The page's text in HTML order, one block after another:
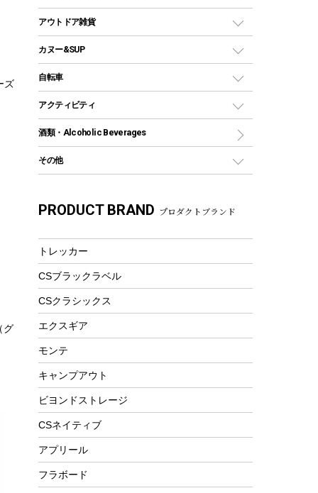
ズ
グ
パラソル
テントアクセサリー
ペグ
グランドシート
ガイドロープ
ツール
鉄板、アミ
焚き火台&ストーブ
火起こし
バーベキューツール
燃料・着火剤・炭
クッカーセット
シェラカップ
クッキングツール
ナイフ
カトラリー
マグカップ、カップ
フードボトル
コーヒー&ミル
トレー
ランチョンマット
ランチボックス
ピクニックセット
コップ付きタイプ
ワンタッチタイプ
プラスチックボトル
ディズニーボトル
クーラーバッグ
ウォータージャグ
保冷剤
アウトドアキャリー
アウトドア雑貨
バックパック&バッグ
リュック、バックパック
トートバッグ、サコッシュ
ショッピングキャリー
その他アウトドア雑貨
レイン
ツール、他
カヌー&SUP
インフレータブル
カヤック
パドル
ヘルメット
アクセサリー
自転車
折りたたみ自転車
スポーツサイクル
シティサイクル
自転車用アクセサリー
自転車ウェア
アクティビティ
マリン
ラッシュガード
テント
フローティングベスト
ヘルメット
エアーポンプ
ウィンター
防寒ウェア
ツール&アクセサリー
トレッキング
トレッキングステッキ
トレッキングアクセサリー
プレイグッズ
酒類・Alcoholic Beverages
その他
湯たんぽ
PRODUCT BRAND プロダクトブランド
トレッカー
CSブラックラベル
CSクラシックス
エクスギア
モンテ
キャンプアウト
ビヨンドストレージ
CSネイティブ
アプリール
フラボード